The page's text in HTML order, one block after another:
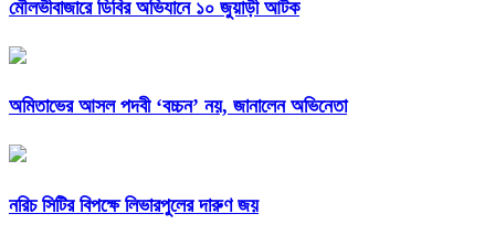
মৌলভীবাজারে ডিবির অভিযানে ১০ জুয়াড়ী আটক
অমিতাভের আসল পদবী ‘বচ্চন’ নয়, জানালেন অভিনেতা
নরিচ সিটির বিপক্ষে লিভারপুলের দারুণ জয়